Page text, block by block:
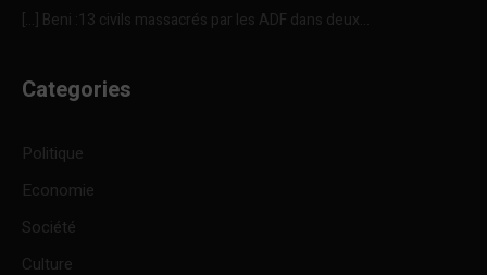
[…] Beni :13 civils massacrés par les ADF dans deux...
Categories
Politique
Economie
Société
Culture